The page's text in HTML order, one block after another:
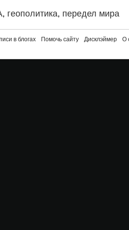
, геополитика, передел мира
в блогах Помочь сайту Дисклэймер О